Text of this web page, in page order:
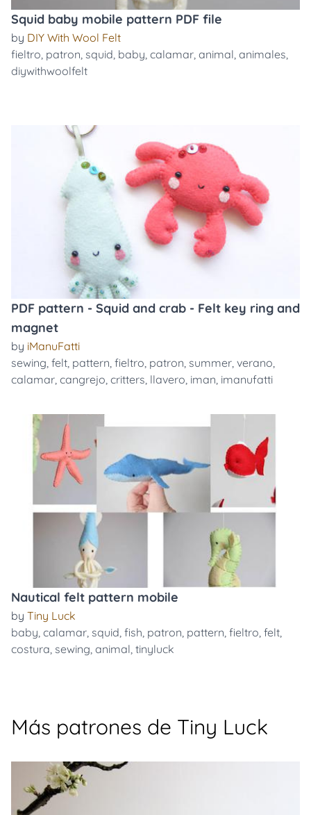
Squid baby mobile pattern PDF file
by DIY With Wool Felt
fieltro, patron, squid, baby, calamar, animal, animales,
diywithwoolfelt
PDF pattern - Squid and crab - Felt key ring and
magnet
by iManuFatti
sewing, felt, pattern, fieltro, patron, summer, verano,
calamar, cangrejo, critters, llavero, iman, imanufatti
Nautical felt pattern mobile
by Tiny Luck
baby, calamar, squid, fish, patron, pattern, fieltro, felt,
costura, sewing, animal, tinyluck
Más patrones de Tiny Luck